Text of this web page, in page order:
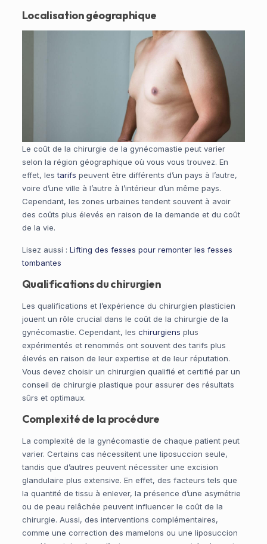
Localisation géographique
Le coût de la chirurgie de la gynécomastie peut varier
selon la région géographique où vous vous trouvez. En
effet, lestarifs peuvent être différents d’un pays à l’autre,
voire d’une ville à l’autre à l’intérieur d’un même pays.
Cependant, les zones urbaines tendent souvent à avoir
des coûts plus élevés en raison de la demande et du coût
de la vie.
Lisez aussi : Lifting des fesses pour remonter les fesses
tombantes
Qualifications du chirurgien
Les qualifications et l’expérience du chirurgien plasticien
jouent un rôle crucial dans le coût de la chirurgie de la
gynécomastie. Cependant, les chirurgiens plus
expérimentés et renommés ont souvent des tarifs plus
élevés en raison de leur expertise et de leur réputation.
Vous devez choisir un chirurgien qualifié et certifié par un
conseil de chirurgie plastique pour assurer des résultats
sûrs et optimaux.
Complexité de la procédure
La complexité de la gynécomastie de chaque patient peut
varier. Certains cas nécessitent une liposuccion seule,
tandis que d’autres peuvent nécessiter une excision
glandulaire plus extensive. En effet, des facteurs tels que
la quantité de tissu à enlever, la présence d’une asymétrie
ou de peau relâchée peuvent influencer le coût de la
chirurgie. Aussi, des interventions complémentaires,
comme une correction des mamelons ou une liposuccion